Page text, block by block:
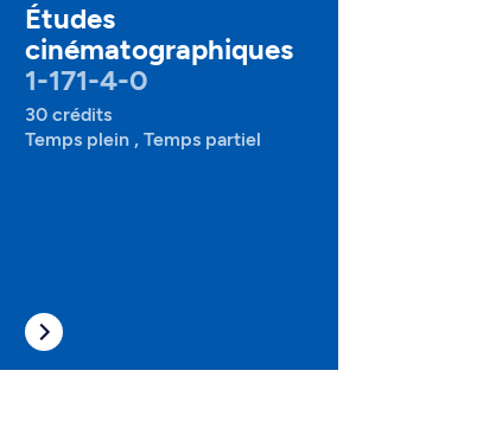
Études
cinématographiques
1-171-4-0
30 crédits
Temps plein , Temps partiel